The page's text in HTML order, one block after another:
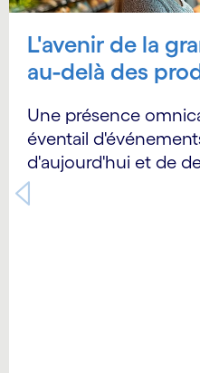
L'avenir de la
au-delà des
Une présence
éventail
d'aujourd'hui et de